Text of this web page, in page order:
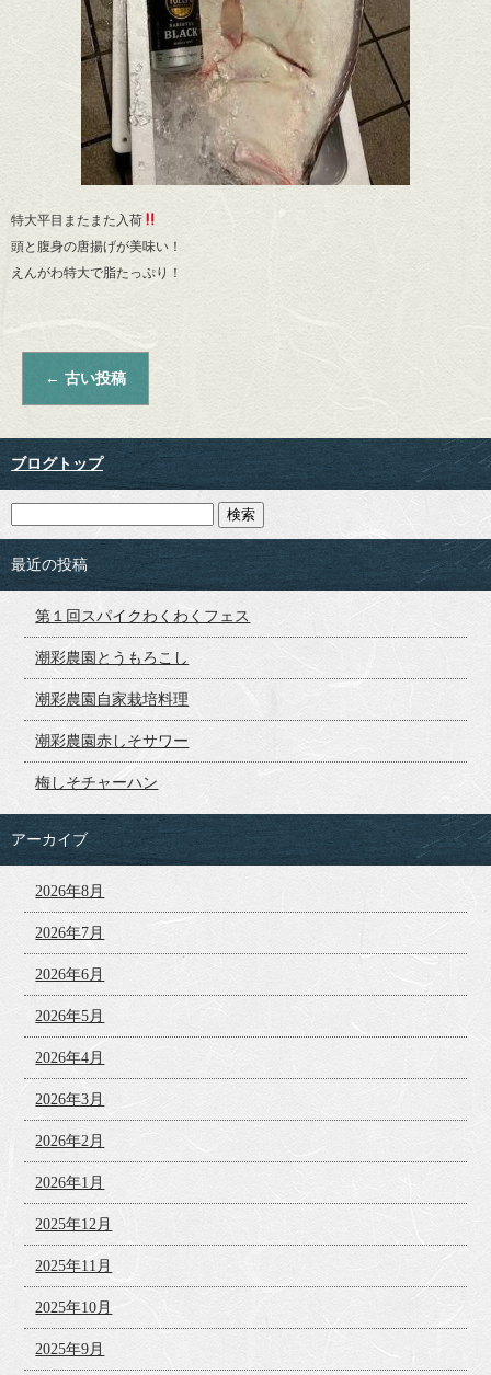
特大平目またまた入荷
頭と腹身の唐揚げが美味い！
えんがわ特大で脂たっぷり！
← 古い投稿
ブログトップ
最近の投稿
第１回スパイクわくわくフェス
潮彩農園とうもろこし
潮彩農園自家栽培料理
潮彩農園赤しそサワー
梅しそチャーハン
アーカイブ
2026年8月
2026年7月
2026年6月
2026年5月
2026年4月
2026年3月
2026年2月
2026年1月
2025年12月
2025年11月
2025年10月
2025年9月